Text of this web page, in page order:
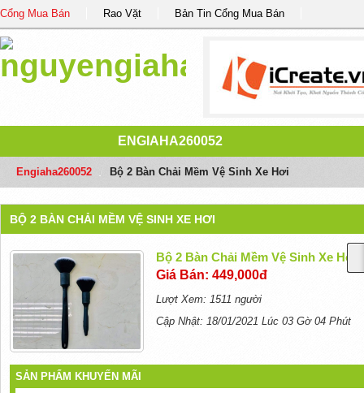
Cổng Mua Bán Rao Vặt Bản Tin Cổng Mua Bán
ENGIAHA260052
Engiaha260052 Bộ 2 Bàn Chải Mềm Vệ Sinh Xe Hơi
BỘ 2 BÀN CHẢI MỀM VỆ SINH XE HƠI
Bộ 2 Bàn Chải Mềm Vệ Sinh Xe Hơi
Giá Bán: 449,000đ
Lượt Xem: 1511 người
Cập Nhật: 18/01/2021 Lúc 03 Gờ 04 Phút
SẢN PHẨM KHUYẾN MÃI